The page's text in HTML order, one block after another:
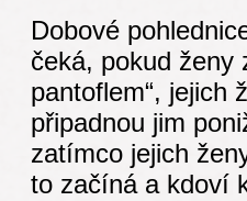
Dobové
čeká, pokud ženy
pantoflem“, jejich
připadnou jim
zatímco jejich
to začíná a kdoví